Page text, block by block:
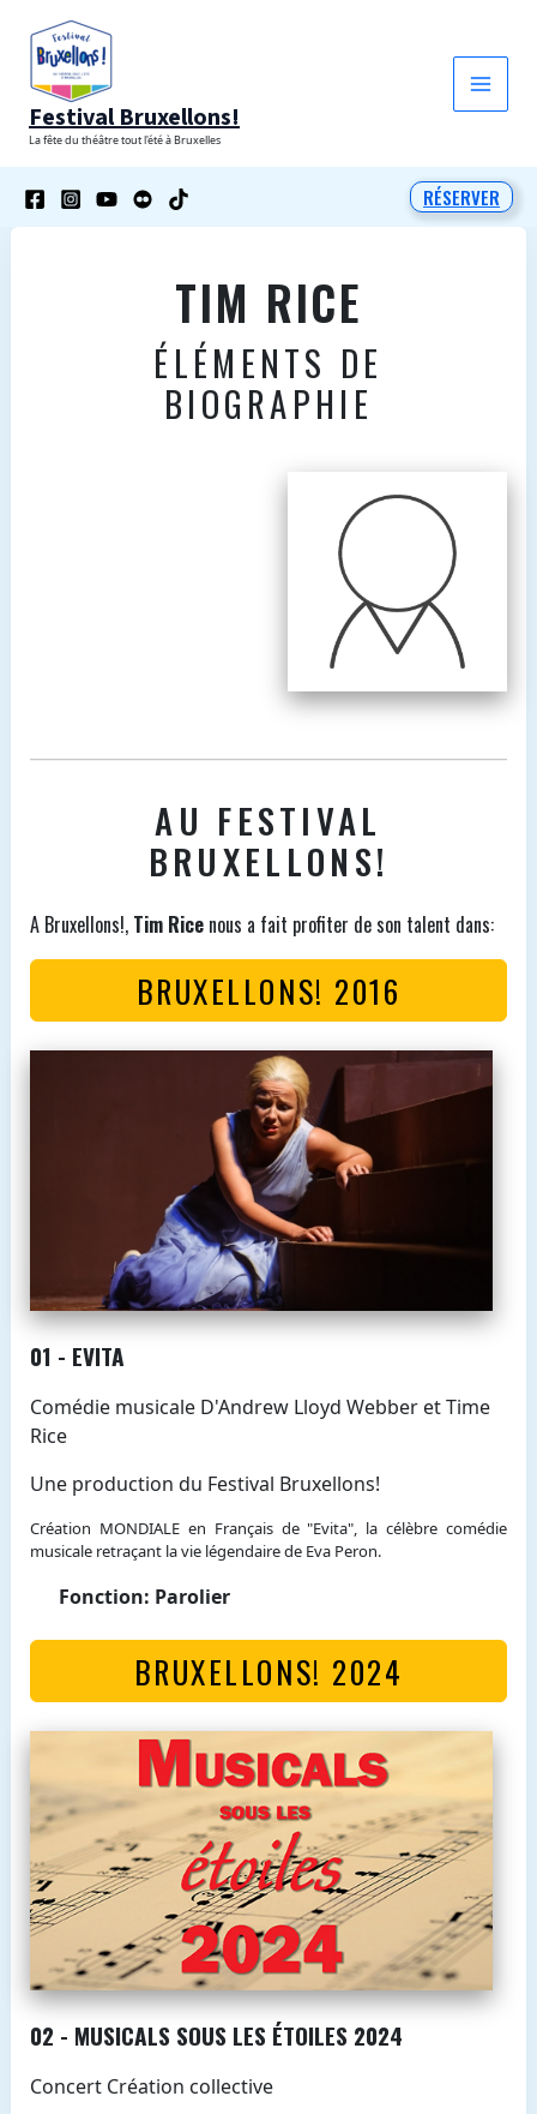
contenu
Festival Bruxellons!
La fête du théâtre tout l'été à Bruxelles
RÉSERVER
TIM RICE
ÉLÉMENTS DE
BIOGRAPHIE
AU FESTIVAL
BRUXELLONS!
A Bruxellons!, Tim Ricenous a fait profiter de son talent dans:
BRUXELLONS! 2016
01 - EVITA
Comédie musicale D'Andrew Lloyd Webber et Time
Rice
Une production du Festival Bruxellons!
Création MONDIALE en Français de "Evita", la célèbre comédie
musicale retraçant la vie légendaire de Eva Peron.
Fonction: Parolier
BRUXELLONS! 2024
02 - MUSICALS SOUS LES ÉTOILES 2024
Concert Création collective